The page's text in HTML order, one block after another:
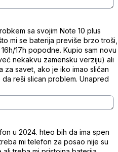
sa svojim Note 10 plus
mi se baterija previše brzo troši,
17h popodne. Kupio sam novu
nekakvu zamensku verziju) ali
za savet, ako je iko imao sličan
reši slican problem. Unapred
u 2024. hteo bih da ima spen
mi telefon za posao nije su